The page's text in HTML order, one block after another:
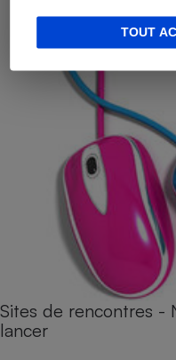
TOUT
Sites de rencontres -
lancer